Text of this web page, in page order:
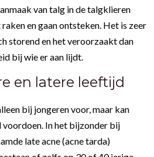
van talg in de talgklieren
en gaan ontsteken. Het is zeer
storend en het veroorzaakt dan
bij wie er aan lijdt.
en latere leeftijd
bij jongeren voor, maar kan
In het bijzonder bij
late acne (acne tarda)